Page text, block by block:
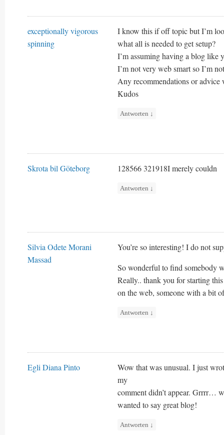
exceptionally vigorous
spinning
I know this if off topic but I’m
what all is needed to get setup?
I’m assuming having a blog like
I’m not very web smart so I’m
Any recommendations or advice
Kudos
Antworten ↓
Skrota bil Göteborg 128566 321918I merely couldn
Antworten ↓
Silvia Odete Morani
Massad
You’re so interesting! I do not
So wonderful to find somebody
Really.. thank you for starting
on the web, someone with a bit
Antworten ↓
Egli Diana Pinto
Wow that was unusual. I just
my
comment didn’t appear. Grrrr…
wanted to say great blog!
Antworten ↓